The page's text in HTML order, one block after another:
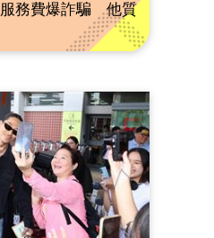
服務費爆詐騙 他質